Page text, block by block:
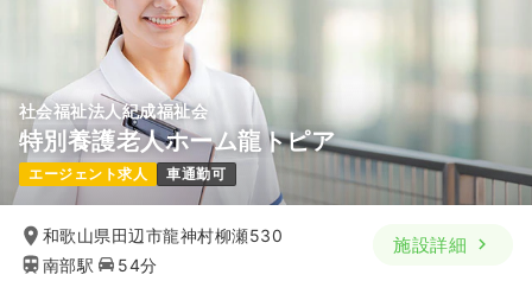
社会福祉法人紀成福祉会
特別養護老人ホーム龍トピア
エージェント求人 車通勤可
和歌山県田辺市龍神村柳瀬530
南部駅
54分
施設詳細